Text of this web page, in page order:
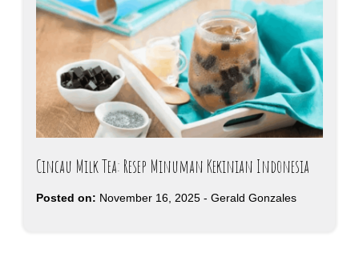
Cincau Milk Tea: Resep Minuman Kekinian Indonesia
Posted on: November 16, 2025 - Gerald Gonzales